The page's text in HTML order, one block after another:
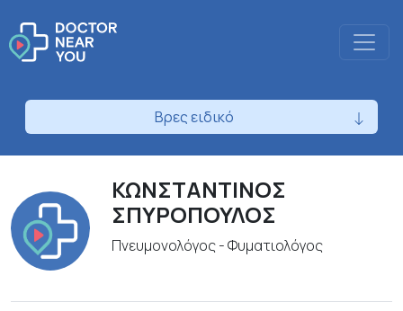
Βρες ειδικό
ΚΩΝΣΤΑΝΤΙΝΟΣ
ΣΠΥΡΟΠΟΥΛΟΣ
Πνευμονολόγος - Φυματιολόγος